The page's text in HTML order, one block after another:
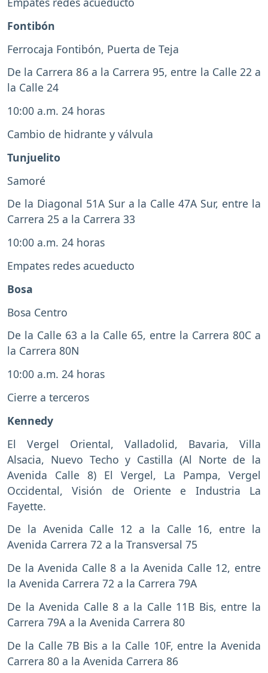
Fontibón
Ferrocaja Fontibón, Puerta de Teja
De la Carrera 86 a la Carrera 95, entre la Calle 22 a
la Calle 24
10:00 a.m. 24 horas
Cambio de hidrante y válvula
Tunjuelito
Samoré
De la Diagonal 51A Sur a la Calle 47A Sur, entre la
Carrera 25 a la Carrera 33
10:00 a.m. 24 horas
Empates redes acueducto
Bosa
Bosa Centro
De la Calle 63 a la Calle 65, entre la Carrera 80C a
la Carrera 80N
10:00 a.m. 24 horas
Cierre a terceros
Kennedy
El Vergel Oriental, Valladolid, Bavaria, Villa
Alsacia, Nuevo Techo y Castilla (Al Norte de la
Avenida Calle 8) El Vergel, La Pampa, Vergel
Occidental, Visión de Oriente e Industria La
Fayette.
De la Avenida Calle 12 a la Calle 16, entre la
Avenida Carrera 72 a la Transversal 75
De la Avenida Calle 8 a la Avenida Calle 12, entre
la Avenida Carrera 72 a la Carrera 79A
De la Avenida Calle 8 a la Calle 11B Bis, entre la
Carrera 79A a la Avenida Carrera 80
De la Calle 7B Bis a la Calle 10F, entre la Avenida
Carrera 80 a la Avenida Carrera 86